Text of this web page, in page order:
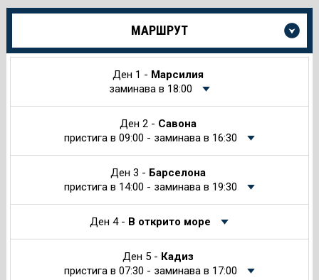
Още
за
МАРШРУТ
Ден 1 - Марсилия
заминава в 18:00
Ден 2 - Савона
пристига в 09:00 - заминава в 16:30
Ден 3 - Барселона
пристига в 14:00 - заминава в 19:30
Ден 4 - В открито море
Ден 5 - Кадиз
пристига в 07:30 - заминава в 17:00